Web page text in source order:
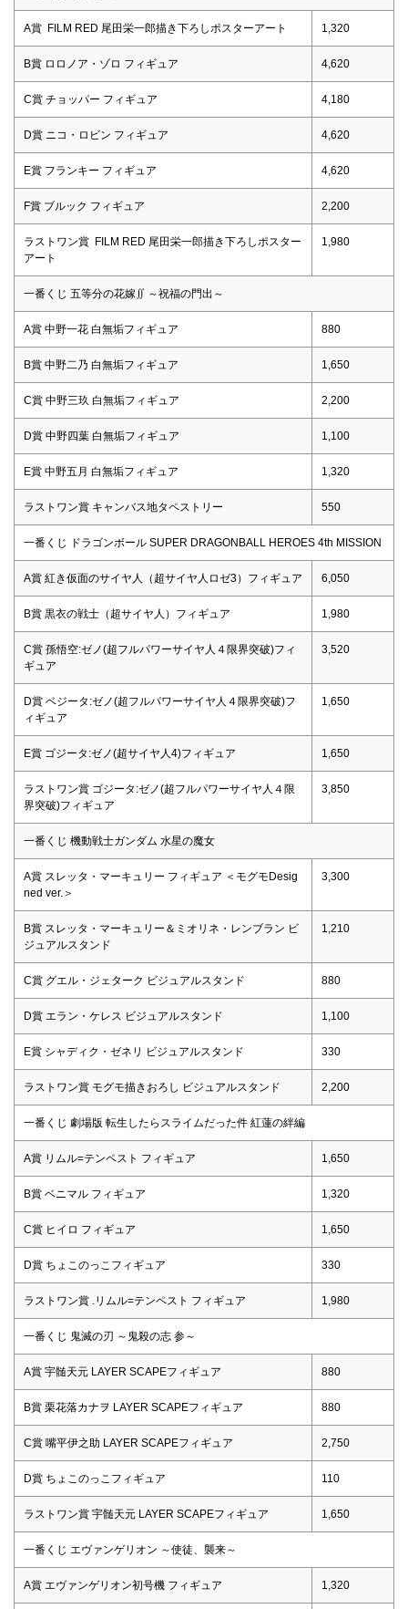
A賞 FILM RED 尾田栄一郎描き下ろしポスターアート 1,320
B賞 ロロノア・ゾロ フィギュア 4,620
C賞 チョッパー フィギュア 4,180
D賞 ニコ・ロビン フィギュア 4,620
E賞 フランキー フィギュア 4,620
F賞 ブルック フィギュア 2,200
ラストワン賞 FILM RED 尾田栄一郎描き下ろしポスター
アート
1,980
一番くじ 五等分の花嫁∬ ～祝福の門出～
A賞 中野一花 白無垢フィギュア 880
B賞 中野二乃 白無垢フィギュア 1,650
C賞 中野三玖 白無垢フィギュア 2,200
D賞 中野四葉 白無垢フィギュア 1,100
E賞 中野五月 白無垢フィギュア 1,320
ラストワン賞 キャンバス地タペストリー 550
一番くじ ドラゴンボール SUPER DRAGONBALL HEROES 4th MISSION
A賞 紅き仮面のサイヤ人（超サイヤ人ロゼ3）フィギュア 6,050
B賞 黒衣の戦士（超サイヤ人）フィギュア 1,980
C賞 孫悟空:ゼノ(超フルパワーサイヤ人４限界突破)フィ
ギュア
3,520
D賞 ベジータ:ゼノ(超フルパワーサイヤ人４限界突破)フ
ィギュア
1,650
E賞 ゴジータ:ゼノ(超サイヤ人4)フィギュア 1,650
ラストワン賞 ゴジータ:ゼノ(超フルパワーサイヤ人４限
界突破)フィギュア
3,850
一番くじ 機動戦士ガンダム 水星の魔女
A賞 スレッタ・マーキュリー フィギュア ＜モグモDesig
ned ver.＞
3,300
B賞 スレッタ・マーキュリー＆ミオリネ・レンブラン ビ
ジュアルスタンド
1,210
C賞 グエル・ジェターク ビジュアルスタンド 880
D賞 エラン・ケレス ビジュアルスタンド 1,100
E賞 シャディク・ゼネリ ビジュアルスタンド 330
ラストワン賞 モグモ描きおろし ビジュアルスタンド 2,200
一番くじ 劇場版 転生したらスライムだった件 紅蓮の絆編
A賞 リムル=テンペスト フィギュア 1,650
B賞 ベニマル フィギュア 1,320
C賞 ヒイロ フィギュア 1,650
D賞 ちょこのっこフィギュア 330
ラストワン賞 .リムル=テンペスト フィギュア 1,980
一番くじ 鬼滅の刃 ～鬼殺の志 参～
A賞 宇髄天元 LAYER SCAPEフィギュア 880
B賞 栗花落カナヲ LAYER SCAPEフィギュア 880
C賞 嘴平伊之助 LAYER SCAPEフィギュア 2,750
D賞 ちょこのっこフィギュア 110
ラストワン賞 宇髄天元 LAYER SCAPEフィギュア 1,650
一番くじ エヴァンゲリオン ～使徒、襲来～
A賞 エヴァンゲリオン初号機 フィギュア 1,320